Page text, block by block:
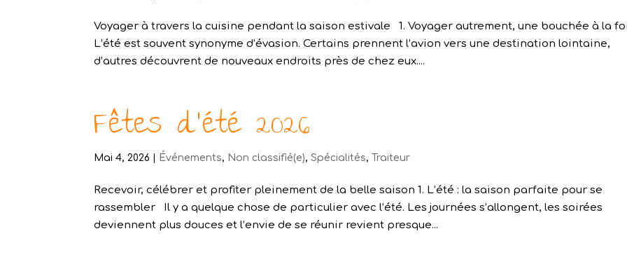
Voyager à travers la cuisine pendant la saison estivale 1. Voyager autrement, une bouchée à la
L’été est souvent synonyme d’évasion. Certains prennent l’avion vers une destination lointaine,
d’autres découvrent de nouveaux endroits près de chez eux....
Fêtes d’été 2026
Mai 4, 2026 Événements, Non classifié(e),Spécialités, Traiteur
Recevoir, célébrer et profiter pleinement de la belle saison 1. L’été : la saison parfaite pour se
rassembler Il y a quelque chose de particulier avec l’été. Les journées s’allongent, les soirées
deviennent plus douces et l’envie de se réunir revient presque...